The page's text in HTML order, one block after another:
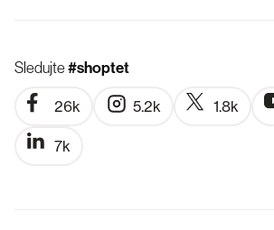
Sledujte#shoptet
26k 5.2k 1.8k
7k